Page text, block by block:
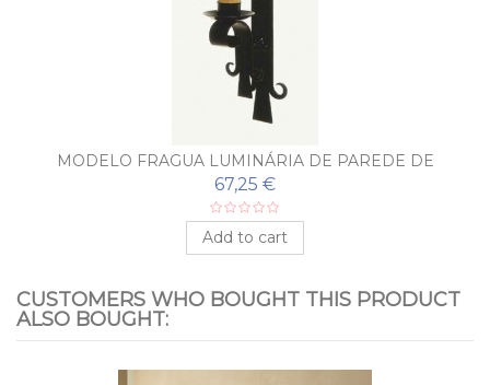
MODELO FRAGUA LUMINÁRIA DE PAREDE DE
FERRO FORJADO
67,25 €
Add to cart
CUSTOMERS WHO BOUGHT THIS PRODUCT
ALSO BOUGHT: